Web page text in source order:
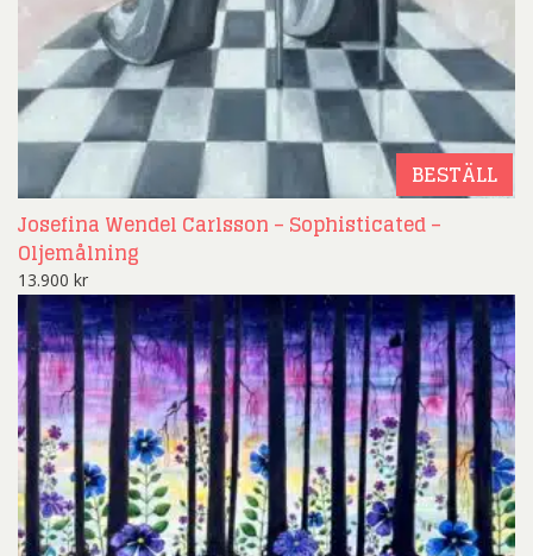
BESTÄLL
Josefina Wendel Carlsson – Sophisticated –
Oljemålning
13.900 kr